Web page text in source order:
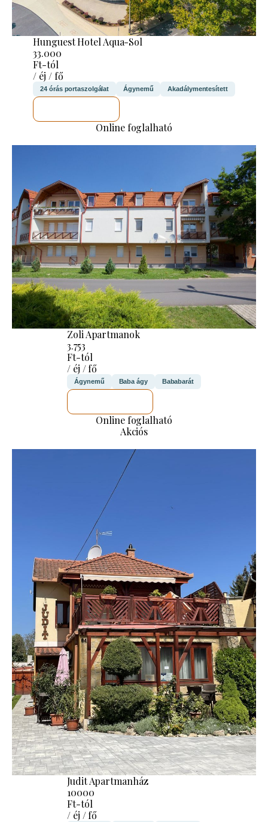
Hunguest Hotel Aqua-Sol
33.000
Ft-tól
/ éj / fő
24 órás portaszolgálat Ágynemű Akadálymentesített
Online foglalható
Zoli Apartmanok
3.753
Ft-tól
/ éj / fő
Ágynemű Baba ágy Bababarát
Online foglalható
Akciós
Judit Apartmanház
10000
Ft-tól
/ éj / fő